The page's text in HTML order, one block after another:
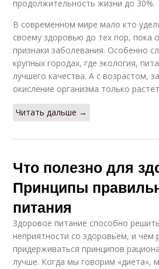
продолжительность жизни до 30%.
В современном мире мало кто
своему здоровью до тех пор, пока
признаки заболевания. Особенно
крупных городах, где экология,
лучшего качества. А с возрастом,
окисление организма только
Читать дальше →
Что полезно для
Принципы
питания
Здоровое питание способно
неприятности со здоровьем, и чем
придерживаться принципов
лучше. Когда мы говорим «диета»,